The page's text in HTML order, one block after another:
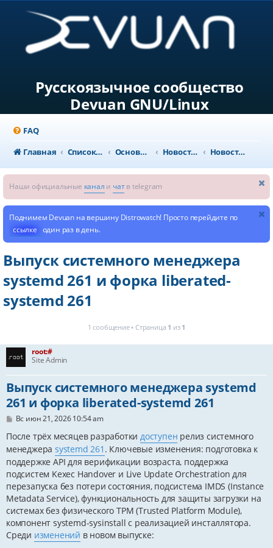
Русскоязычное сообщество
Devuan GNU/Linux
FAQ
Главная
Список форумов Основной раздел Новости и объявления Новости из мира GNU/Linux
Наши официальные канал и чатв telegram
Поднимем Devuan на вершину Distrowatch! Просто перейдите по
ссылке один раз в день.
Выпуск системного менеджера
systemd 261 и форка liberated-
systemd 261
1 сообщение • Страница 1 из 1
root:#
Site Admin
Выпуск системного менеджера systemd
261 и форка liberated-systemd 261
С
о
щ
е
н
и
е
Вс июн 21, 2026 10:54 am
После трёх месяцев разработки доступен релиз системного
менеджераsystemd 261 . Ключевые изменения: подготовка к
поддержке API для верификации возраста, поддержка
подсистем Kexec Handover и Live Update Orchestration для
перезапуска без потери состояния, подсистема IMDS (Instance
Metadata Service), функциональность для защиты загрузки на
системах без физического TPM (Trusted Platform Module),
компонент systemd-sysinstall с реализацией инсталлятора.
Среди изменений в новом выпуске: